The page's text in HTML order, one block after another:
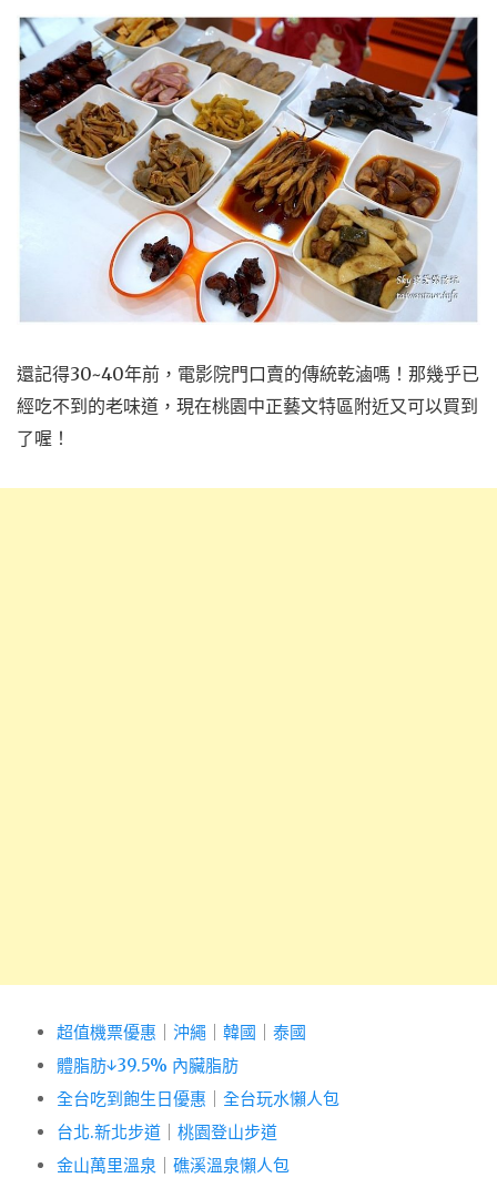
還記得30~40年前，電影院門口賣的傳統乾滷嗎！那幾乎已
經吃不到的老味道，現在桃園中正藝文特區附近又可以買到
了喔！
超值機票優惠 沖繩 韓國
泰國
體脂肪↓39.5% 內臟脂肪
全台吃到飽生日優惠
全台玩水懶人包
台北.新北步道
桃園登山步道
金山萬里溫泉
礁溪溫泉懶人包